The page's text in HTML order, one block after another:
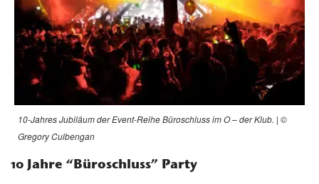
10-Jahres Jubiläum der Event-Reihe Büroschluss im O – der Klub. | ©
Gregory Culbengan
10 Jahre “Büroschluss” Party